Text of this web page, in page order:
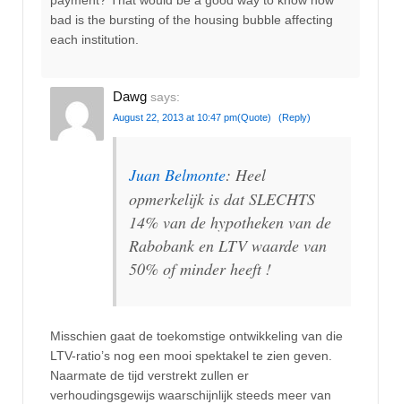
bad is the bursting of the housing bubble affecting
each institution.
Dawg says:
August 22, 2013 at 10:47 pm(Quote) (Reply)
Juan Belmonte: Heel
opmerkelijk is dat SLECHTS
14% van de hypotheken van de
Rabobank en LTV waarde van
50% of minder heeft !
Misschien gaat de toekomstige ontwikkeling van die
LTV-ratio’s nog een mooi spektakel te zien geven.
Naarmate de tijd verstrekt zullen er
verhoudingsgewijs waarschijnlijk steeds meer van